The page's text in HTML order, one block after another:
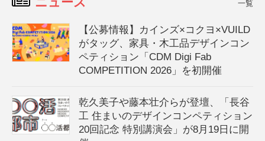
一覧
【公募情報】カインズ×コクヨ×VUILD
がタッグ、家具・木工品デザインコン
ペティション「CDM Digi Fab
COMPETITION 2026」を初開催
乾久美子や藤本壮介らが登壇、「長谷
工 住まいのデザインコンペティション
20回記念 特別講演会」が8月19日に開